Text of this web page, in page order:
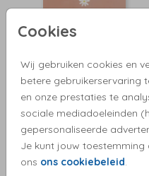
Cookies
Wij gebruiken cookies en
betere gebruikerservaring
en onze prestaties te
sociale mediadoeleinden
gepersonaliseerde
Je kunt jouw
ons ons cookiebeleid.